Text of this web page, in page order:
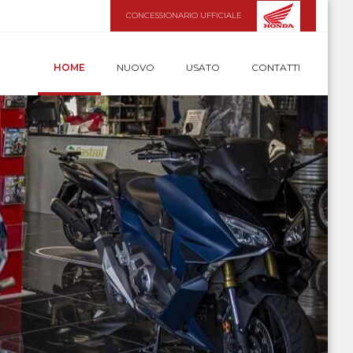
CONCESSIONARIO UFFICIALE
HOME NUOVO USATO CONTATTI